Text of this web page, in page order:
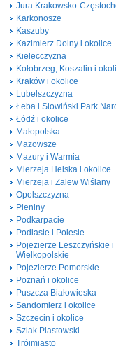
Jura Krakowsko-
Karkonosze
Kaszuby
Kazimierz Dolny i okolice
Kielecczyzna
Kołobrzeg, Koszalin i
Kraków i okolice
Lubelszczyzna
Łeba i Słowiński Park
Łódź i okolice
Małopolska
Mazowsze
Mazury i Warmia
Mierzeja Helska i okolice
Mierzeja i Zalew Wiślany
Opolszczyzna
Pieniny
Podkarpacie
Podlasie i Polesie
Pojezierze Leszczyńskie i
Wielkopolskie
Pojezierze Pomorskie
Poznań i okolice
Puszcza Białowieska
Sandomierz i okolice
Szczecin i okolice
Szlak Piastowski
Trójmiasto